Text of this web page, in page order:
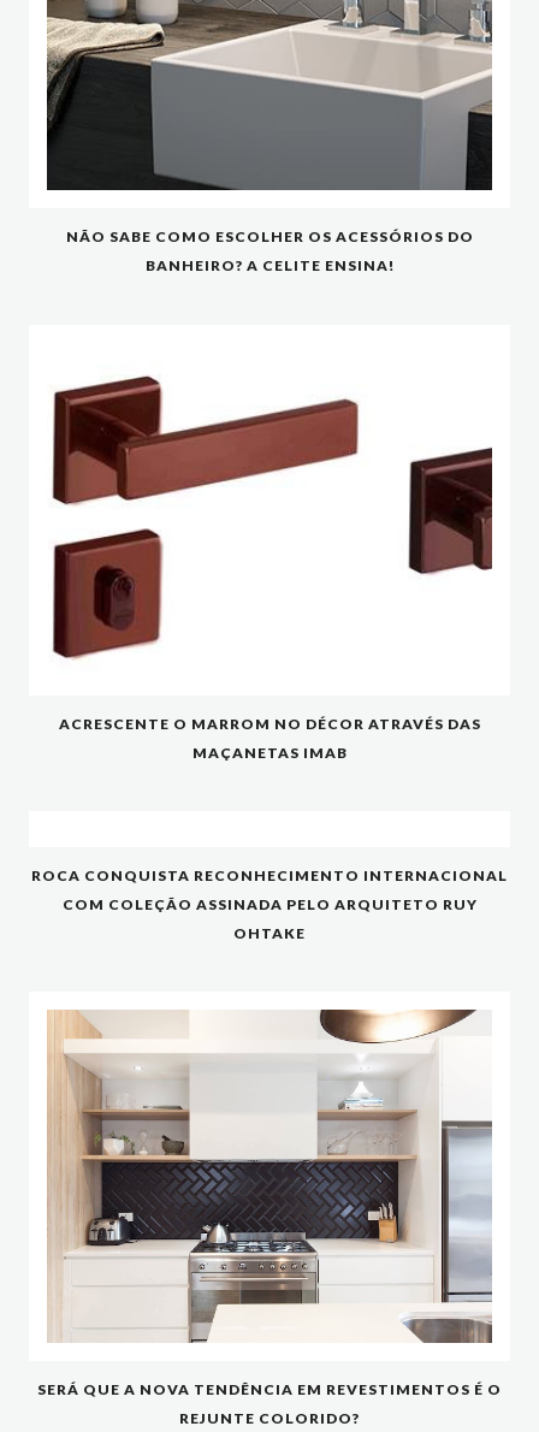
NÃO SABE COMO ESCOLHER OS ACESSÓRIOS DO
BANHEIRO? A CELITE ENSINA!
ACRESCENTE O MARROM NO DÉCOR ATRAVÉS DAS
MAÇANETAS IMAB
ROCA CONQUISTA RECONHECIMENTO INTERNACIONAL
COM COLEÇÃO ASSINADA PELO ARQUITETO RUY
OHTAKE
SERÁ QUE A NOVA TENDÊNCIA EM REVESTIMENTOS É O
REJUNTE COLORIDO?